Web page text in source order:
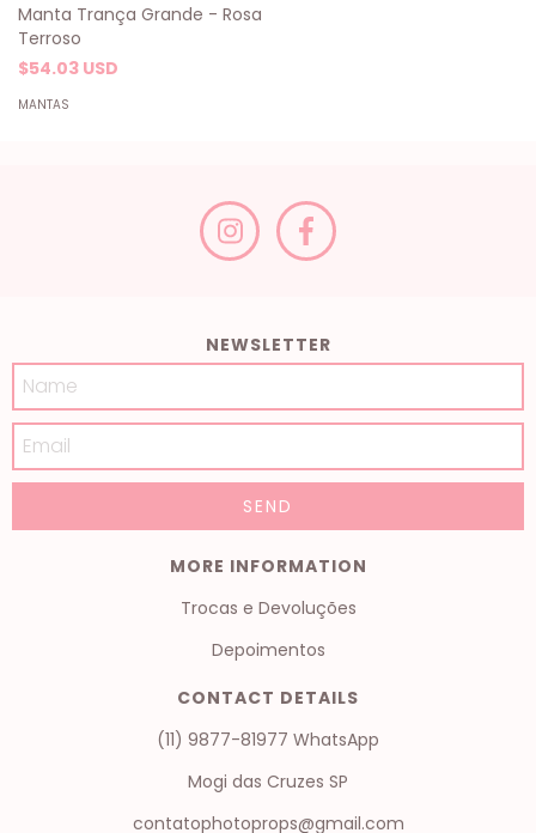
Manta Trança Grande - Rosa
Terroso
$54.03 USD
MANTAS
NEWSLETTER
MORE INFORMATION
Trocas e Devoluções
Depoimentos
CONTACT DETAILS
(11) 9877-81977 WhatsApp
Mogi das Cruzes SP
contatophotoprops@gmail.com